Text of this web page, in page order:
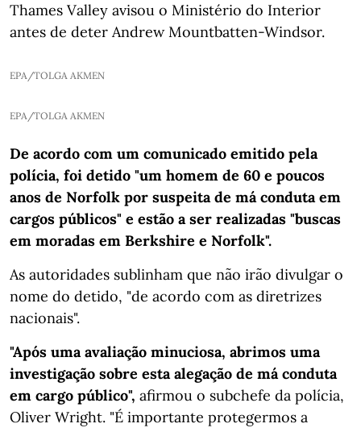
Thames Valley avisou o Ministério do Interior
antes de deter Andrew Mountbatten-Windsor.
EPA/TOLGA AKMEN
EPA/TOLGA AKMEN
De acordo com um comunicado emitido pela
polícia, foi detido "um homem de 60 e poucos
anos de Norfolk por suspeita de má conduta em
cargos públicos" e estão a ser realizadas "buscas
em moradas em Berkshire e Norfolk".
As autoridades sublinham que não irão divulgar o
nome do detido, "de acordo com as diretrizes
nacionais".
"Após uma avaliação minuciosa, abrimos uma
investigação sobre esta alegação de má conduta
em cargo público", afirmou o subchefe da polícia,
Oliver Wright. "É importante protegermos a